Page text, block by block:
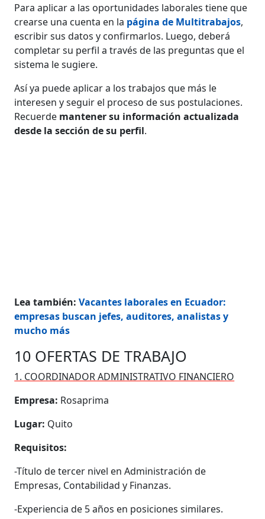
Para aplicar a las oportunidades laborales tiene que
crearse una cuenta en la página de Multitrabajos,
escribir sus datos y confirmarlos. Luego, deberá
completar su perfil a través de las preguntas que el
sistema le sugiere.
Así ya puede aplicar a los trabajos que más le
interesen y seguir el proceso de sus postulaciones.
Recuerde mantener su información actualizada
desde la sección de su perfil.
Lea también:Vacantes laborales en Ecuador:
empresas buscan jefes, auditores, analistas y
mucho más
10 OFERTAS DE TRABAJO
1. COORDINADOR ADMINISTRATIVO FINANCIERO
Empresa: Rosaprima
Lugar: Quito
Requisitos:
-Título de tercer nivel en Administración de
Empresas, Contabilidad y Finanzas.
-Experiencia de 5 años en posiciones similares.